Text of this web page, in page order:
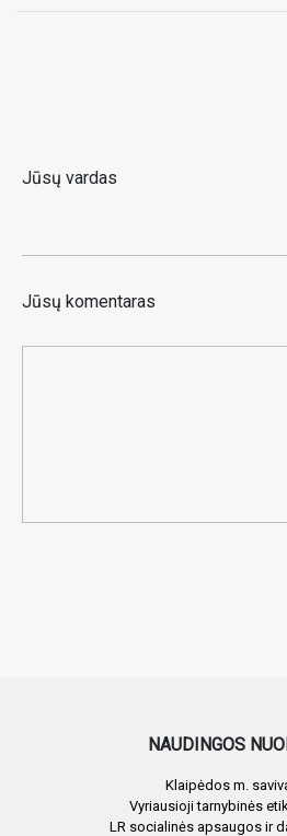
Jūsų vardas
Jūsų komentaras
NAUDINGOS
Klaipėdos m.
Vyriausioji tarnybinės
LR socialinės apsaugos ir